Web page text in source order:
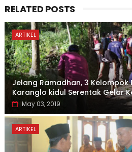
RELATED POSTS
ARTIKEL
Jelang Ramadhan, 3 Kelompok
Karanglo kidul Serentak Gelar
May 03, 2019
ARTIKEL